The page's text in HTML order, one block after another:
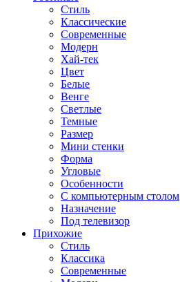
Стиль
Классические
Современные
Модерн
Хай-тек
Цвет
Белые
Венге
Светлые
Темные
Размер
Мини стенки
Форма
Угловые
Особенности
С компьютерным столом
Назначение
Под телевизор
Прихожие
Стиль
Классика
Современные